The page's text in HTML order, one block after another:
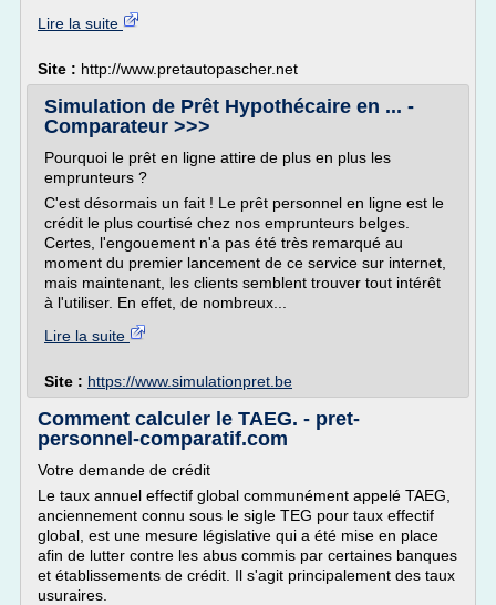
Lire la suite
Site : http://www.pretautopascher.net
Simulation de Prêt Hypothécaire en ... -
Comparateur >>>
Pourquoi le prêt en ligne attire de plus en plus les
emprunteurs ?
C'est désormais un fait ! Le prêt personnel en ligne est le
crédit le plus courtisé chez nos emprunteurs belges.
Certes, l'engouement n'a pas été très remarqué au
moment du premier lancement de ce service sur internet,
mais maintenant, les clients semblent trouver tout intérêt
à l'utiliser. En effet, de nombreux...
Lire la suite
Site : https://www.simulationpret.be
Comment calculer le TAEG. - pret-
personnel-comparatif.com
Votre demande de crédit
Le taux annuel effectif global communément appelé TAEG,
anciennement connu sous le sigle TEG pour taux effectif
global, est une mesure législative qui a été mise en place
afin de lutter contre les abus commis par certaines banques
et établissements de crédit. Il s'agit principalement des taux
usuraires.